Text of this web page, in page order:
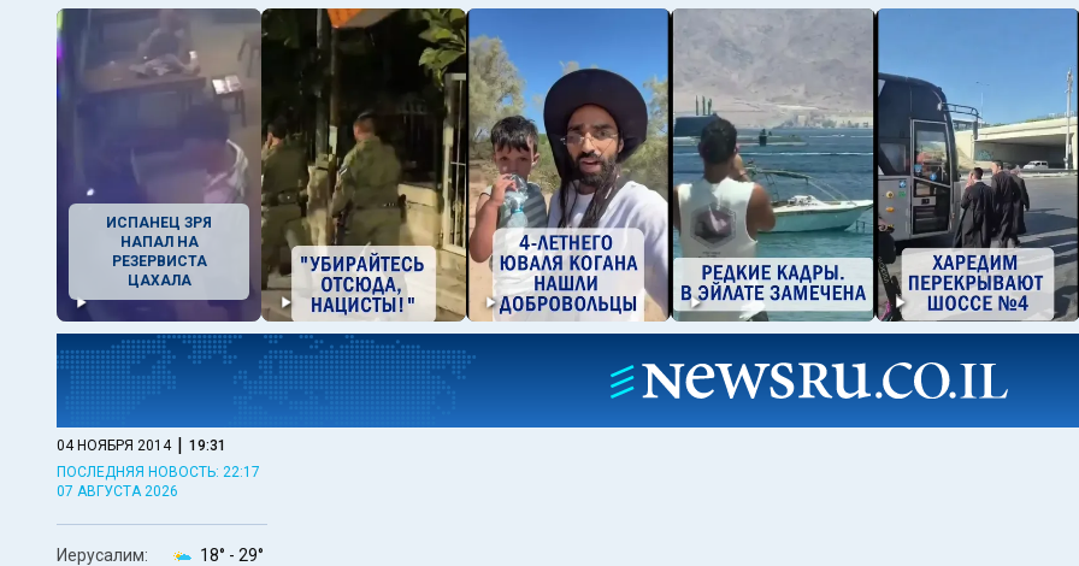
ИСПАНЕЦ ЗРЯ
НАПАЛ НА
РЕЗЕРВИСТА
ЦАХАЛА
04 НОЯБРЯ 2014 | 19:31
ПОСЛЕДНЯЯ НОВОСТЬ: 22:17
07 АВГУСТА 2026
Иерусалим: 18° - 29°